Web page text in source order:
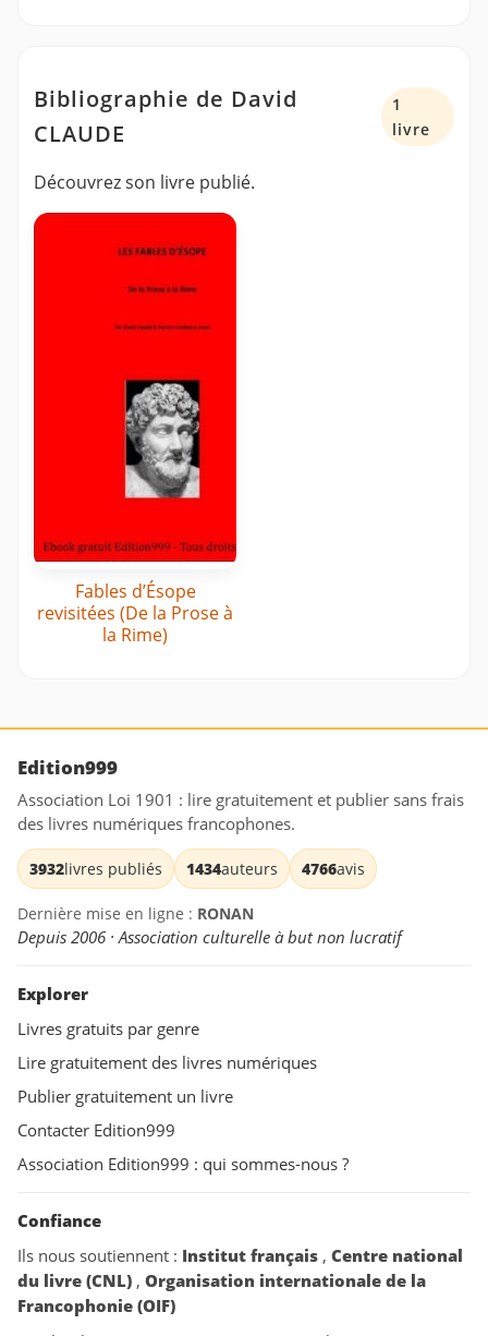
Bibliographie de David
CLAUDE
1
livre
Découvrez son livre publié.
Fables d’Ésope
revisitées (De la Prose à
la Rime)
Edition999
Association Loi 1901 : lire gratuitement et publier sans frais
des livres numériques francophones.
3932livres publiés 1434auteurs 4766avis
Dernière mise en ligne : RONAN
Depuis 2006 · Association culturelle à but non lucratif
Explorer
Livres gratuits par genre
Lire gratuitement des livres numériques
Publier gratuitement un livre
Contacter Edition999
Association Edition999 : qui sommes-nous ?
Confiance
Ils nous soutiennent : Institut français , Centre national
du livre (CNL) , Organisation internationale de la
Francophonie (OIF)